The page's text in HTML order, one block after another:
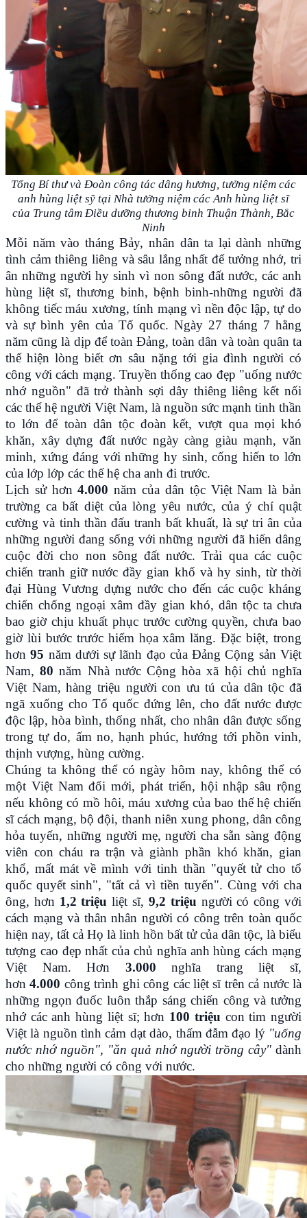
Tổng Bí thư và Đoàn công tác dâng hương, tưởng niệm các
anh hùng liệt sỹ tại Nhà tưởng niệm các Anh hùng liệt sĩ
của Trung tâm Điều dưỡng thương binh Thuận Thành, Bắc
Ninh
Mỗi năm vào tháng Bảy, nhân dân ta lại dành những
tình cảm thiêng liêng và sâu lắng nhất để tưởng nhớ, tri
ân những người hy sinh vì non sông đất nước, các anh
hùng liệt sĩ, thương binh, bệnh binh-những người đã
không tiếc máu xương, tính mạng vì nền độc lập, tự do
và sự bình yên của Tổ quốc. Ngày 27 tháng 7 hằng
năm cũng là dịp để toàn Đảng, toàn dân và toàn quân ta
thể hiện lòng biết ơn sâu nặng tới gia đình người có
công với cách mạng. Truyền thống cao đẹp "uống nước
nhớ nguồn" đã trở thành sợi dây thiêng liêng kết nối
các thế hệ người Việt Nam, là nguồn sức mạnh tinh thần
to lớn để toàn dân tộc đoàn kết, vượt qua mọi khó
khăn, xây dựng đất nước ngày càng giàu mạnh, văn
minh, xứng đáng với những hy sinh, cống hiến to lớn
của lớp lớp các thế hệ cha anh đi trước.
Lịch sử hơn4.000 năm của dân tộc Việt Nam là bản
trường ca bất diệt của lòng yêu nước, của ý chí quật
cường và tinh thần đấu tranh bất khuất, là sự tri ân của
những người đang sống với những người đã hiến dâng
cuộc đời cho non sông đất nước. Trải qua các cuộc
chiến tranh giữ nước đầy gian khổ và hy sinh, từ thời
đại Hùng Vương dựng nước cho đến các cuộc kháng
chiến chống ngoại xâm đầy gian khó, dân tộc ta chưa
bao giờ chịu khuất phục trước cường quyền, chưa bao
giờ lùi bước trước hiểm họa xâm lăng. Đặc biệt, trong
hơn95 năm dưới sự lãnh đạo của Đảng Cộng sản Việt
Nam,80năm Nhà nước Cộng hòa xã hội chủ nghĩa
Việt Nam, hàng triệu người con ưu tú của dân tộc đã
ngã xuống cho Tổ quốc đứng lên, cho đất nước được
độc lập, hòa bình, thống nhất, cho nhân dân được sống
trong tự do, ấm no, hạnh phúc, hướng tới phồn vinh,
thịnh vượng, hùng cường.
Chúng ta không thể có ngày hôm nay, không thể có
một Việt Nam đổi mới, phát triển, hội nhập sâu rộng
nếu không có mồ hôi, máu xương của bao thế hệ chiến
sĩ cách mạng, bộ đội, thanh niên xung phong, dân công
hỏa tuyến, những người mẹ, người cha sẵn sàng động
viên con cháu ra trận và giành phần khó khăn, gian
khổ, mất mát về mình với tinh thần "quyết tử cho tổ
quốc quyết sinh", "tất cả vì tiền tuyến". Cùng với cha
ông, hơn 1,2 triệu liệt sĩ, 9,2 triệu người có công với
cách mạng và thân nhân người có công trên toàn quốc
hiện nay, tất cả Họ là linh hồn bất tử của dân tộc, là biểu
tượng cao đẹp nhất của chủ nghĩa anh hùng cách mạng
Việt Nam. Hơn 3.000 nghĩa trang liệt sĩ,
hơn4.000 công trình ghi công các liệt sĩ trên cả nước là
những ngọn đuốc luôn thắp sáng chiến công và tưởng
nhớ các anh hùng liệt sĩ; hơn 100 triệu con tim người
Việt là nguồn tình cảm dạt dào, thấm đẫm đạo lý "uống
nước nhớ nguồn", "ăn quả nhớ người trồng cây" dành
cho những người có công với nước.